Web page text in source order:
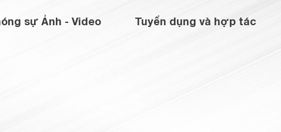
sự Ảnh - Video Tuyển dụng và hợp tác